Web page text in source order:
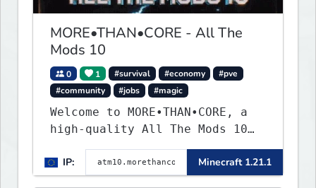
MORE•THAN•CORE - All The
Mods 10
0 1 #survival #economy
#pve
#community
#jobs #magic
Welcome to MORE•THAN•CORE, a
high-quality All The Mods 10
Minecraft server built for
players who want a smooth,
polished, and rewarding modded
IP: Minecraft 1.21.1